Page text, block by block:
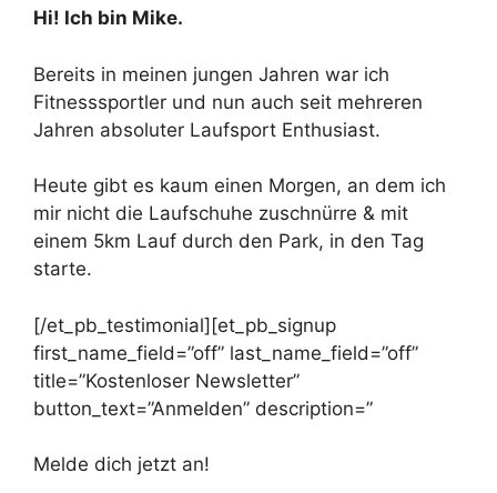
Hi! Ich bin Mike.
Bereits in meinen jungen Jahren war ich
Fitnesssportler und nun auch seit mehreren
Jahren absoluter Laufsport Enthusiast.
Heute gibt es kaum einen Morgen, an dem ich
mir nicht die Laufschuhe zuschnürre & mit
einem 5km Lauf durch den Park, in den Tag
starte.
[/et_pb_testimonial][et_pb_signup
first_name_field=”off” last_name_field=”off”
title=”Kostenloser Newsletter”
button_text=”Anmelden” description=”
Melde dich jetzt an!